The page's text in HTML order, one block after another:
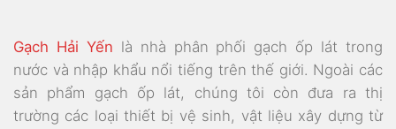
Gạch Hải Yến là nhà phân phối gạch ốp lát trong
nước và nhập khẩu nổi tiếng trên thế giới. Ngoài các
sản phẩm gạch ốp lát, chúng tôi còn đưa ra thị
trường các loại thiết bị vệ sinh, vật liệu xây dựng từ